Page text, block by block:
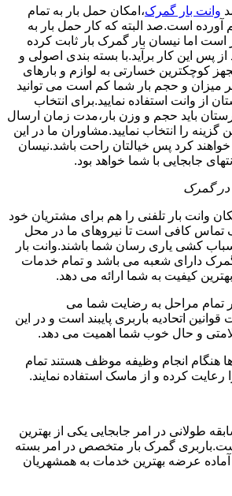
وانت بار گمرک،امکان حمل بار به تمام
آورده است.صد البته که کار حمل بار به
اما نیسان بار گمرک بار ثابت کرده
پس این کار برآید.با بسته بندی اصولی و
کوچکترین خسارتی به لوازم و بارهای
میزان و حجم بار شما کم است می توانید
از وانت استفاده نمایید.برای انتخاب
باید حجم و وزن بار،مدت زمان ارسال
گزینه را انتخاب نمایید.مشاوران ما در این
خواهند کرد پس خیالتان راحت باشد.نیسان
جابجایی با شما خواهد بود.
در گمرک
وانت بار تلفنی را هم برای مشتریان خود
تماس کافی است تا نیروهای ما در محل
کشی یاری رسان شما باشند.وانت بار
دارای شعبه می باشد و تمام خدمات
کیفیت به شما ارائه می دهد.
تمام مراحل به رضایت شما می
قوانین اتحادیه باربری پایبند است و در این
و حال خوب شما اهمیت می دهد.
ها هنگام انجام وظیفه موظف هستند تمام
رعایت کرده و از ماسک استفاده نمایند.
طولانی در امر جابجایی یکی از بهترین
گمرک بار متخصص در امر بسته
آماده عرضه بهترین خدمات به همشهریان